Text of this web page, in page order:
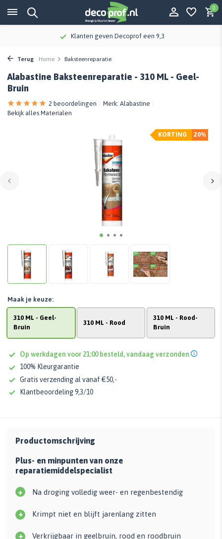
0
Klanten geven Decoprof een 9,3
Terug Home Baksteenreparatie
Alabastine Baksteenreparatie - 310 ML - Geel-
Bruin
2 beoordelingen Merk: Alabastine
Bekijk alles Materialen
20%
KORTING
310 ML - Geel-
Bruin
310 ML - Rood
310 ML - Rood-
Bruin
Maak je keuze:
Op werkdagen voor 21:00 besteld, vandaag verzonden
100% Kleurgarantie
Gratis verzending al vanaf €50,-
Klantbeoordeling 9,3/10
Productomschrijving
Plus- en minpunten van onze
reparatiemiddelspecialist
+ Na droging volledig weer- en regenbestendig
+ Krimpt niet en blijft jarenlang zitten
+ Verkrijgbaar in geelbruin, rood en roodbruin